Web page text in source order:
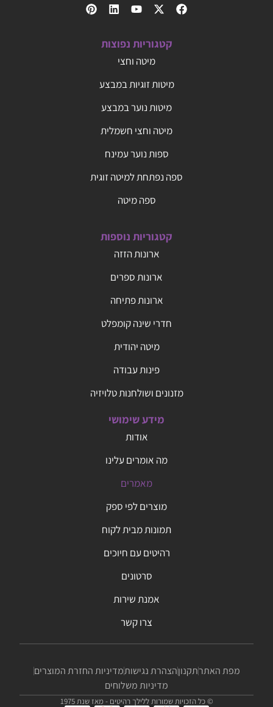
קטגוריות נפוצות
מיטה וחצי
מיטות זוגיות במבצע
מיטות נוער במבצע
מיטה וחצי חשמלית
ספות נוער עמינח
ספה נפתחת למיטה זוגית
ספה מיטה
קטגוריות נוספות
ארונות הזזה
ארונות ספרים
ארונות פתיחה
חדרי שינה קומפלט
מיטה יהודית
פינות עבודה
מזנונים ושולחנות טלויזיה
מידע שימושי
אודות
מה אומרים עלינו
מאמרים
מוצרים לפי ספק
תמונות מבית לקוח
רהיטים עם חיוכים
סרטונים
אמנת שירות
צרו קשר
מפת האתרתקנוןהצהרת נגישותמדיניות החזרת המוצרים
מדיניות משלוחים
© כל הזכויות שמורות ללילך רהיטים - מאז שנת 1975